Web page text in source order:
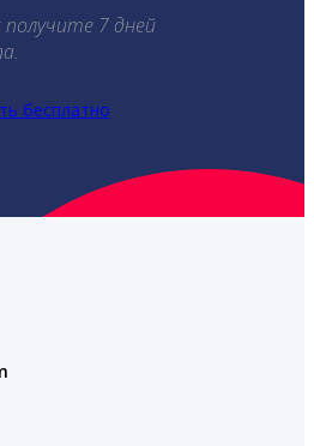
7 дней
бесплатно